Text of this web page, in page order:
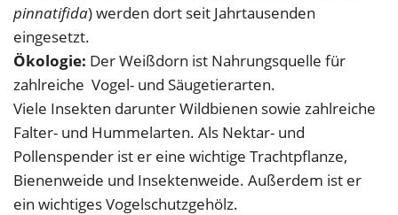
pinnatifida) werden dort seit Jahrtausenden
eingesetzt.
Ökologie: Der Weißdorn ist Nahrungsquelle für
zahlreiche Vogel- und Säugetierarten.
Viele Insekten darunter Wildbienen sowie zahlreiche
Falter- und Hummelarten. Als Nektar- und
Pollenspender ist er eine wichtige Trachtpflanze,
Bienenweide und Insektenweide. Außerdem ist er
ein wichtiges Vogelschutzgehölz.